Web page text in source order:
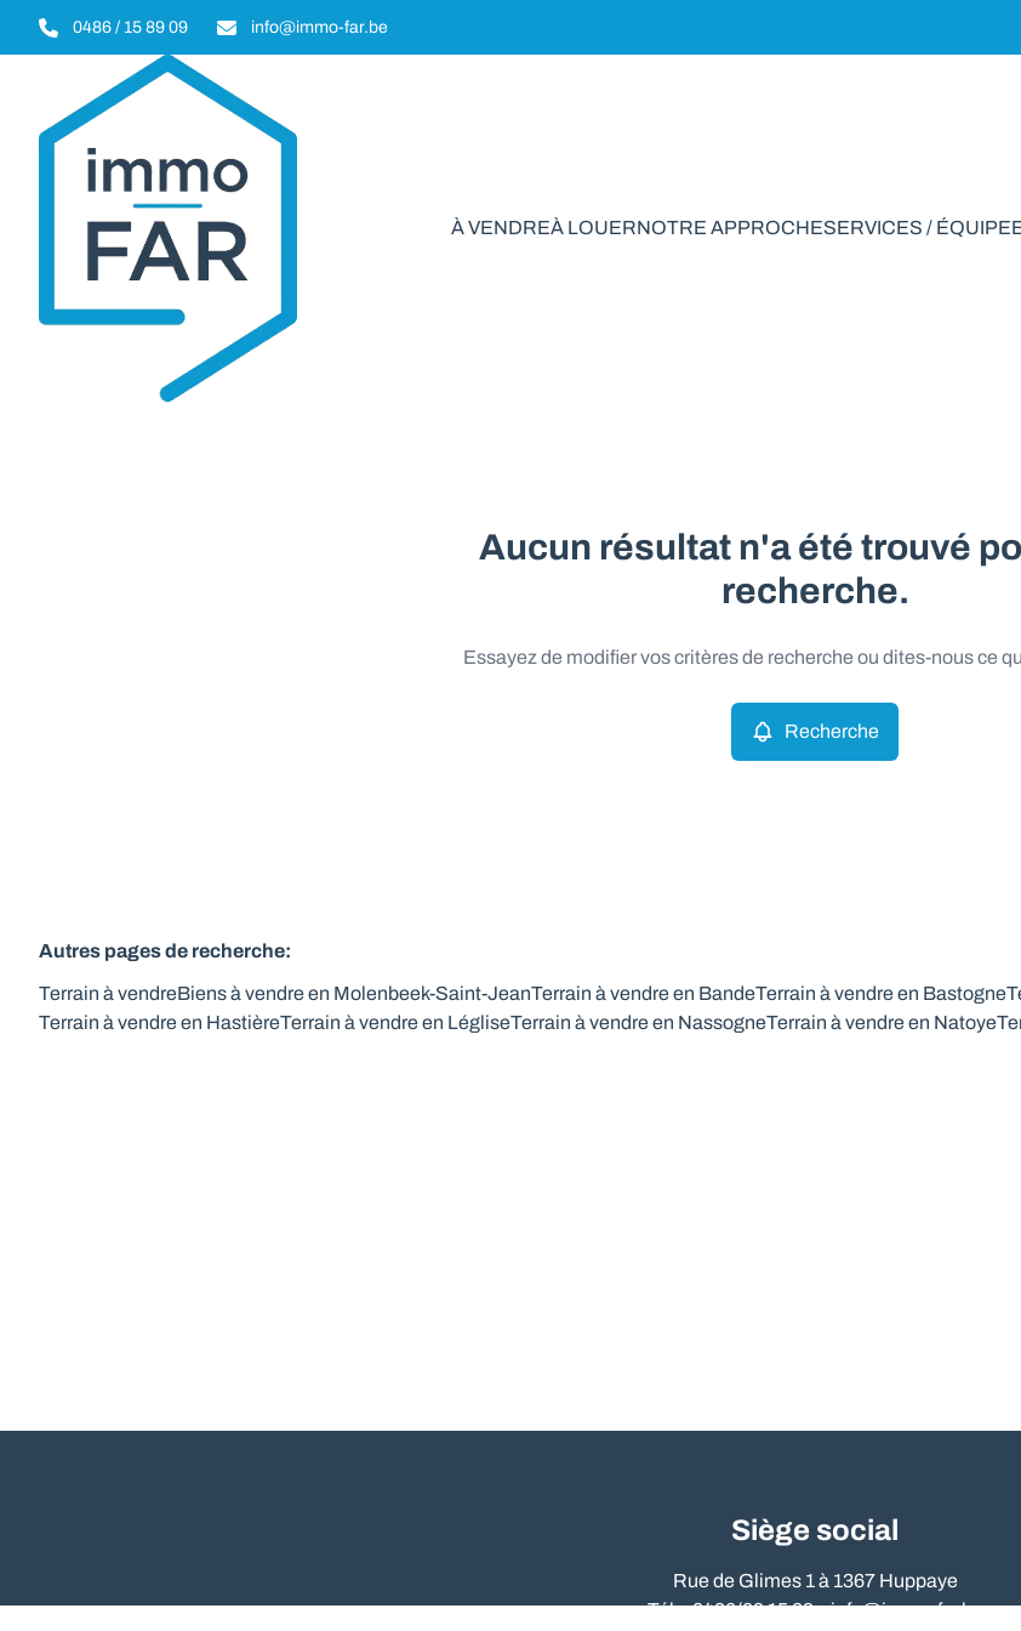
Aller au contenu principal
0486 / 15 89 09 info@immo-far.be
À VENDREÀ LOUERNOTRE APPROCHESERVICES / ÉQUIPE
Terrain à vendre en
Aucun résultat n'a été trouvé
recherche.
Essayez de modifier vos critères de recherche ou dites-nous ce
Recherche
Autres pages de recherche:
Terrain à vendreBiens à vendre en Molenbeek-Saint-JeanTerrain à vendre en BandeTerrain à vendre en Bastogne
Terrain à vendre en HastièreTerrain à vendre en LégliseTerrain à vendre en NassogneTerrain à vendre en Natoye
Siège social
Rue de Glimes 1 à 1367 Huppaye
Tél. : 0486/09 15 89 –info@immo-far.be